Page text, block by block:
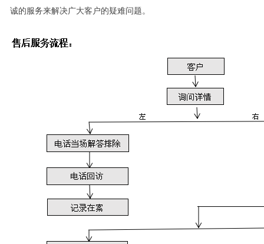
诚的服务来解决广大客户的疑难问题。